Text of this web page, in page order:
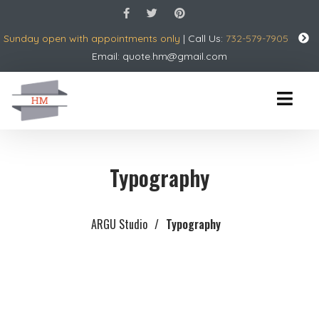
Sunday open with appointments only | Call Us: 732-579-7905
Email: quote.hm@gmail.com
Typography
ARGU Studio / Typography